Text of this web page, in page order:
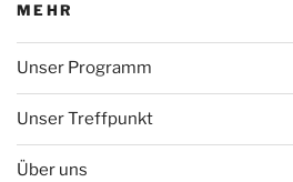
MEHR
Unser Programm
Unser Treffpunkt
Über uns